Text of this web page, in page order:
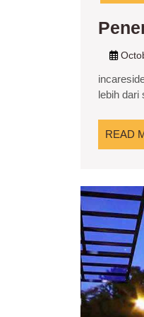
lebih dari
READ